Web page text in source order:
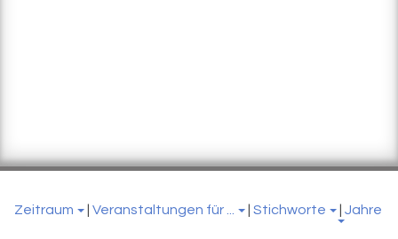
Zeitraum | Veranstaltungen für ... | Stichworte | Jahre